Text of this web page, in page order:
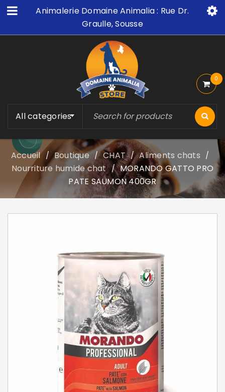
Animalerie Domaine Animalia : Rue Dr.
Graulle, Sousse
All categories
0
Accueil / Boutique / CHAT / Aliments chats /
Nourriture humide chat / MORANDO GATTO PRO
PATE SAUMON 400GR